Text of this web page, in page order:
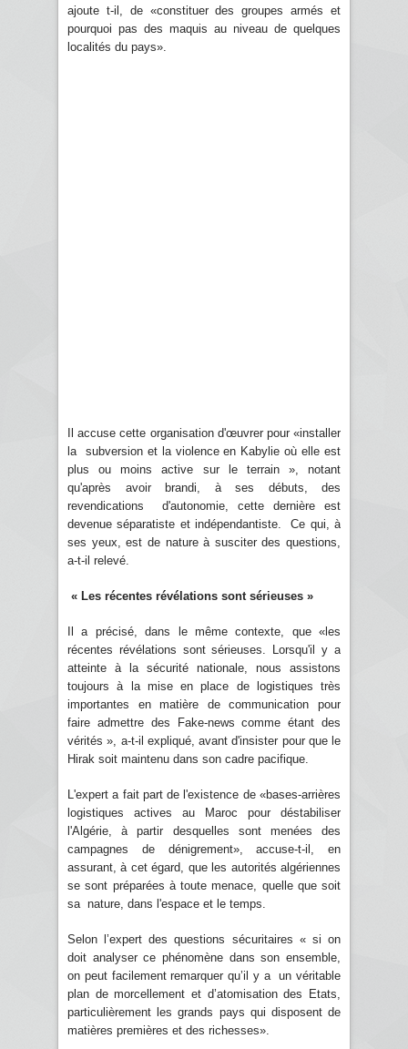
ajoute t-il, de «constituer des groupes armés et
pourquoi pas des maquis au niveau de quelques
localités du pays».
Il accuse cette organisation d'œuvrer pour «installer
la subversion et la violence en Kabylie où elle est
plus ou moins active sur le terrain », notant
qu'après avoir brandi, à ses débuts, des
revendications d'autonomie, cette dernière est
devenue séparatiste et indépendantiste. Ce qui, à
ses yeux, est de nature à susciter des questions,
a-t-il relevé.
« Les récentes révélations sont sérieuses »
Il a précisé, dans le même contexte, que «les
récentes révélations sont sérieuses. Lorsqu'il y a
atteinte à la sécurité nationale, nous assistons
toujours à la mise en place de logistiques très
importantes en matière de communication pour
faire admettre des Fake-news comme étant des
vérités », a-t-il expliqué, avant d'insister pour que le
Hirak soit maintenu dans son cadre pacifique.
L'expert a fait part de l'existence de «bases-arrières
logistiques actives au Maroc pour déstabiliser
l'Algérie, à partir desquelles sont menées des
campagnes de dénigrement», accuse-t-il, en
assurant, à cet égard, que les autorités algériennes
se sont préparées à toute menace, quelle que soit
sa nature, dans l'espace et le temps.
Selon l’expert des questions sécuritaires « si on
doit analyser ce phénomène dans son ensemble,
on peut facilement remarquer qu’il y a un véritable
plan de morcellement et d’atomisation des Etats,
particulièrement les grands pays qui disposent de
matières premières et des richesses».